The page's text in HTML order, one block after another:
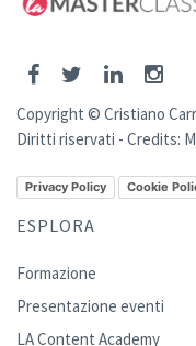
Copyright © Cristiano
Diritti riservati - Credits:
Privacy Policy Cookie
ESPLORA
Formazione
Presentazione eventi
LA Content Academy